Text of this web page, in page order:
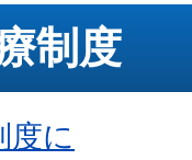
制度
度に